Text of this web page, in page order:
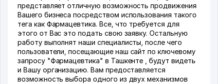
представляет отличную возможность продвижения
Вашего бизнеса посредством использования такого
тега как Фармацевтика. Все, что требуется для
этого от Вас это подать свою заявку. Остальную
работу выполнят наши специалисты, после чего
пользователи, посещающие наш сайт по ключевому
запросу "Фармацевтика" в Ташкенте , будут видеть
и Вашу организацию. Вам предоставляется
возможность выбора одного из двух механизмов